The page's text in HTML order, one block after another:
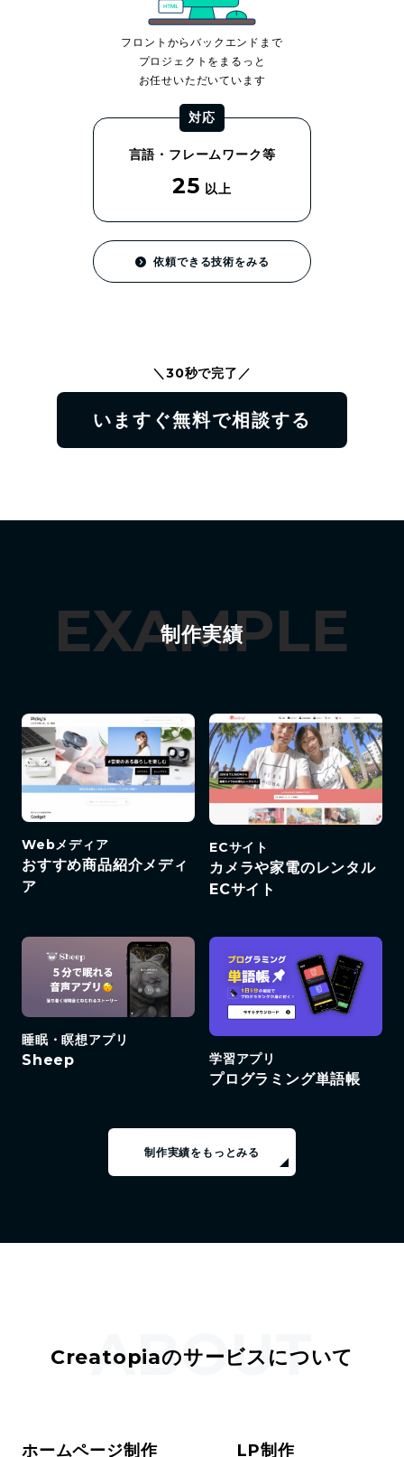
フロントからバックエンドまで
プロジェクトをまるっと
お任せいただいています
対応
言語・フレームワーク等
25 以上
依頼できる技術をみる
＼30秒で完了／
いますぐ無料で相談する
制作実績
EXAMPLE
Webメディア
おすすめ商品紹介メディ
ア
ECサイト
カメラや家電のレンタル
ECサイト
睡眠・瞑想アプリ
Sheep 学習アプリ
プログラミング単語帳
制作実績をもっとみる
Creatopiaのサービスについて
ABOUT
ホームページ制作 LP制作